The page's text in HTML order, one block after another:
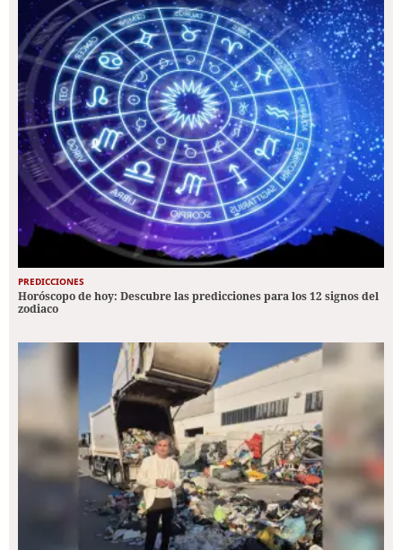
PREDICCIONES
Horóscopo de hoy: Descubre las predicciones para los 12 signos del
zodiaco